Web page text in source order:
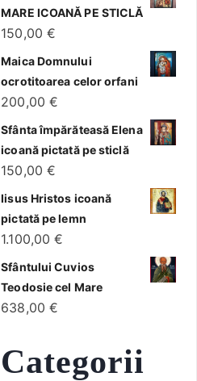
MARE ICOANĂ PE STICLĂ
150,00 €
Maica Domnului
ocrotitoarea celor orfani
200,00 €
Sfânta împărăteasă Elena
icoană pictată pe sticlă
150,00 €
Iisus Hristos icoană
pictată pe lemn
1.100,00€
Sfântului Cuvios
Teodosie cel Mare
638,00 €
Categorii